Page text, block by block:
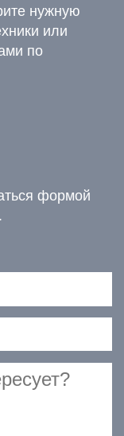
нужную
или
по
формой